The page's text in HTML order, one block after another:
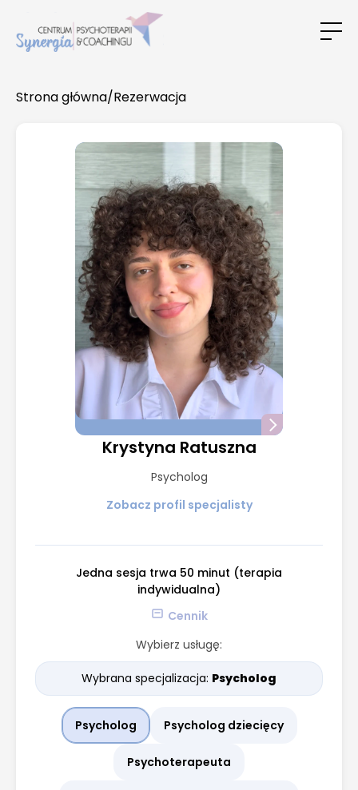
Strona główna/Rezerwacja
Krystyna Ratuszna
Psycholog
Zobacz profil specjalisty
Jedna sesja trwa 50 minut (terapia
indywidualna)
Cennik
Wybierz usługę:
Wybrana specjalizacja: Psycholog
Psycholog Psycholog dziecięcy
Psychoterapeuta